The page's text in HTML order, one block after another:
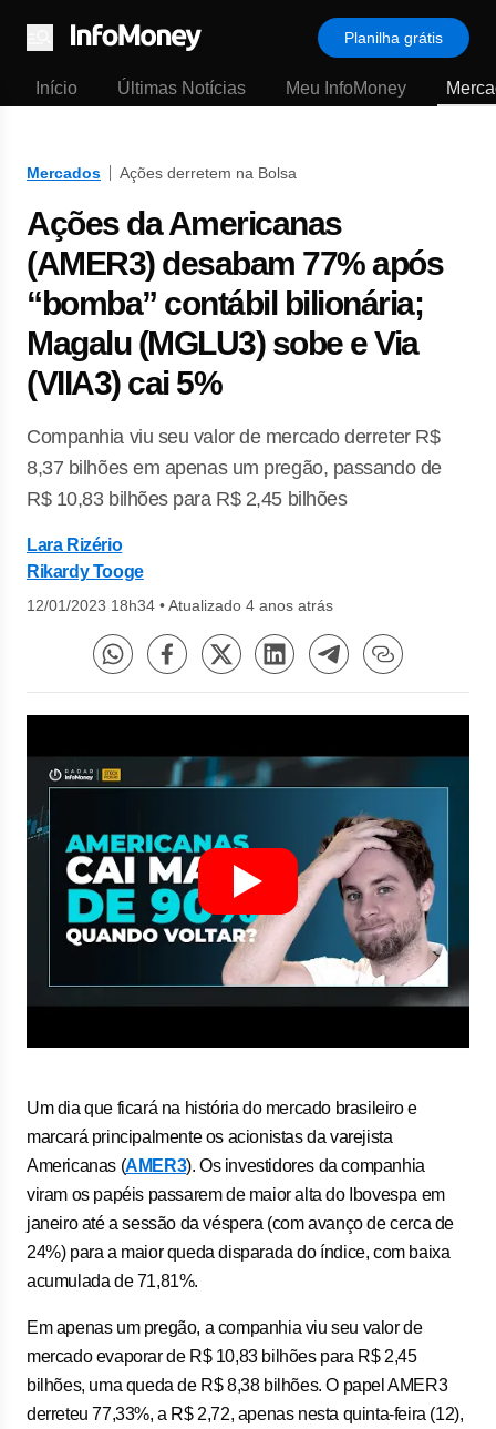
Menu
Planilha grátis
Início Últimas Notícias Meu InfoMoney
Mercados Ações derretem na Bolsa
Ações da Americanas
(AMER3) desabam 77% após
“bomba” contábil bilionária;
Magalu (MGLU3) sobe e Via
(VIIA3) cai 5%
Companhia viu seu valor de mercado derreter R$
8,37 bilhões em apenas um pregão, passando de
R$ 10,83 bilhões para R$ 2,45 bilhões
Lara Rizério
Rikardy Tooge
12/01/2023 18h34 •Atualizado 4 anos atrás
Um dia que ficará na história do mercado brasileiro e
marcará principalmente os acionistas da varejista
Americanas (AMER3). Os investidores da companhia
viram os papéis passarem de maior alta do Ibovespa em
janeiro até a sessão da véspera (com avanço de cerca de
24%) para a maior queda disparada do índice, com baixa
acumulada de 71,81%.
Em apenas um pregão, a companhia viu seu valor de
mercado evaporar de R$ 10,83 bilhões para R$ 2,45
bilhões, uma queda de R$ 8,38 bilhões. O papel AMER3
derreteu 77,33%, a R$ 2,72, apenas nesta quinta-feira (12),